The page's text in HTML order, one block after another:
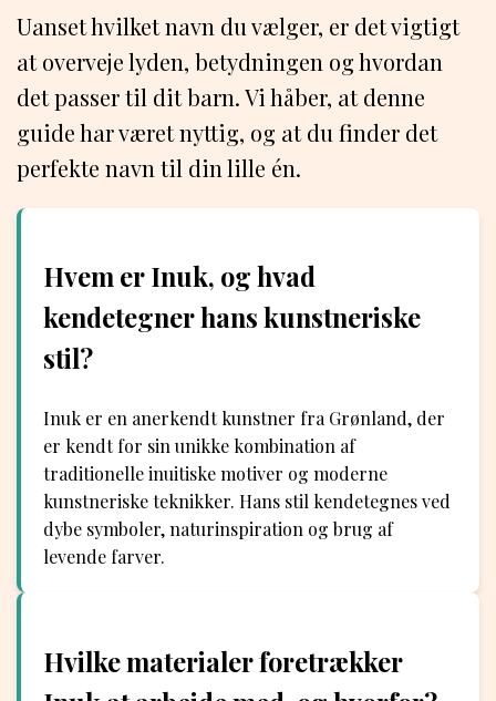
Uanset hvilket navn du vælger, er det vigtigt
at overveje lyden, betydningen og hvordan
det passer til dit barn. Vi håber, at denne
guide har været nyttig, og at du finder det
perfekte navn til din lille én.
Hvem er Inuk, og hvad
kendetegner hans kunstneriske
stil?
Inuk er en anerkendt kunstner fra Grønland, der
er kendt for sin unikke kombination af
traditionelle inuitiske motiver og moderne
kunstneriske teknikker. Hans stil kendetegnes ved
dybe symboler, naturinspiration og brug af
levende farver.
Hvilke materialer foretrækker